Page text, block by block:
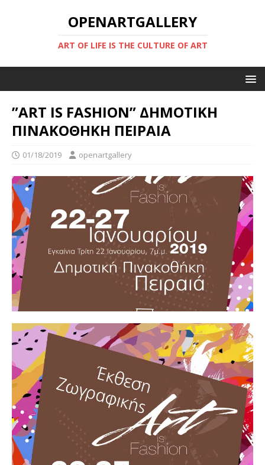
OPENARTGALLERY
ART OF LIFE IS THE CULTURE OF ART
”ART IS FASHION” ΔΗΜΟΤΙΚΗ
ΠΙΝΑΚΟΘΗΚΗ ΠΕΙΡΑΙΑ
01/18/2019 openartgallery